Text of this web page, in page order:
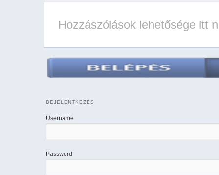
Hozzászólások lehetősége itt
BEJELENTKEZÉS
Username
Password